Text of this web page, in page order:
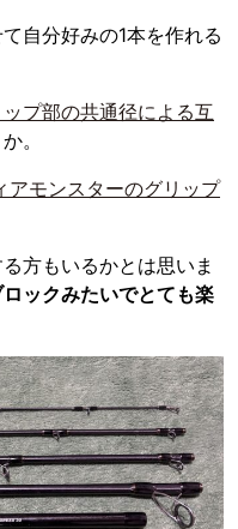
自分好みの1本を作れる
プ部の共通径による互
。
アモンスターのグリップ
方もいるかとは思いま
ックみたいでとても楽